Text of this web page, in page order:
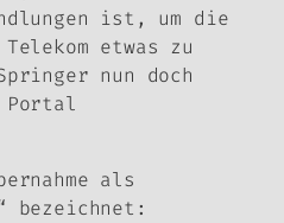
ist, um die
etwas zu
nun doch
Portal
als
bezeichnet: